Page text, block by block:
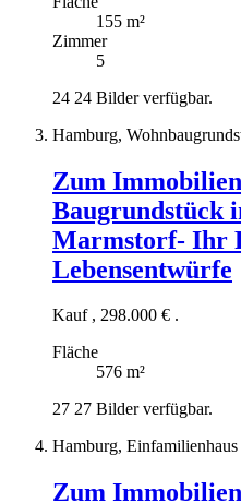
155 m²
Zimmer
5
24 24 Bilder verfügbar.
Hamburg,
Zum
Baugrundstück
Marmstorf- Ihr
Lebensentwürfe
Kauf , 298.000 € .
Fläche
576 m²
27 27 Bilder verfügbar.
Hamburg, Einfamilienhaus
Zum